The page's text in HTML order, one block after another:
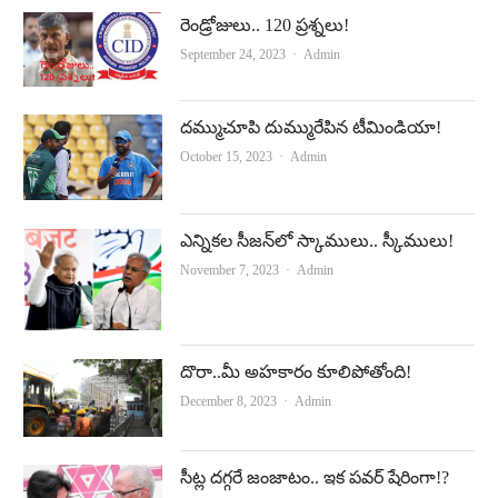
e
b
o
o
k
u
b
e
రెండ్రోజులు.. 120 ప్రశ్నలు!
September 24, 2023 Author
Admin
దమ్ముచూపి దుమ్మురేపిన టీమిండియా!
October 15, 2023 Author
Admin
ఎన్నికల సీజన్‌లో స్కాములు.. స్కీములు!
November 7, 2023 Author
Admin
దొరా..మీ అహకారం కూలిపోతోంది!
December 8, 2023 Author
Admin
సీట్ల ద‌గ్గ‌రే జంజాటం.. ఇక ప‌వ‌ర్ షేరింగా!?